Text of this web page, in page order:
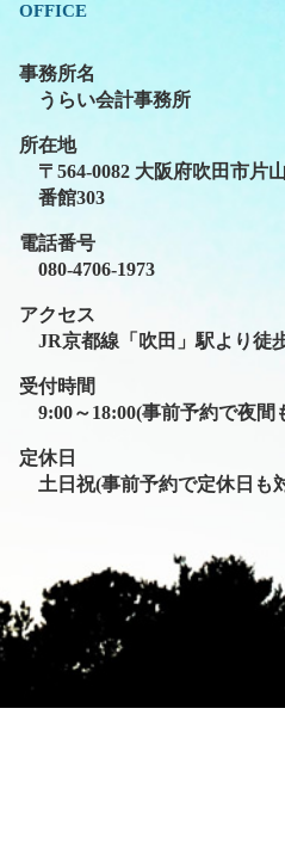
OFFICE
事務所名
うらい会計事務所
所在地
〒564-0082 大阪府吹田市片
番館303
電話番号
080-4706-1973
アクセス
JR京都線「吹田」駅より徒
受付時間
9:00～18:00(事前予約で夜間
定休日
土日祝(事前予約で定休日も